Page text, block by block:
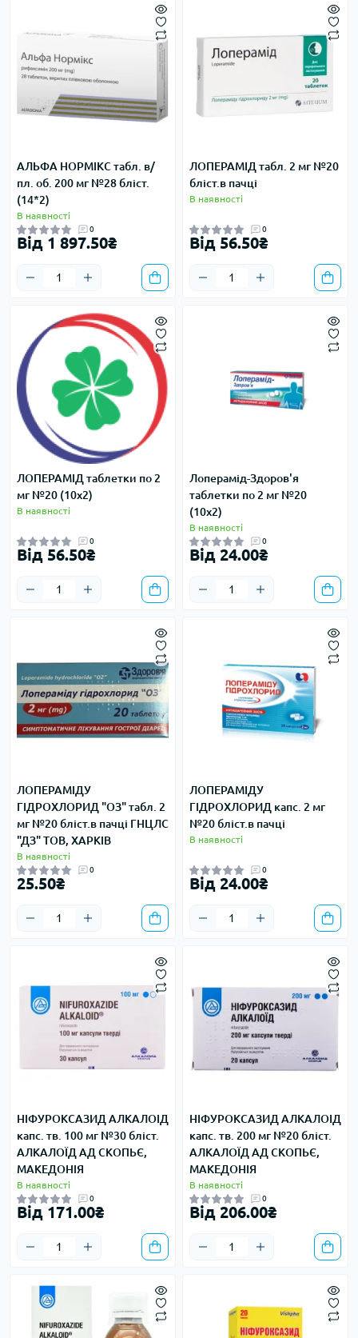
АЛЬФА НОРМІКС табл. в/
пл. об. 200 мг №28 бліст.
(14*2)
В наявності
0
Від 1 897.50₴
ЛОПЕРАМІД табл. 2 мг №20
бліст.в пачці
В наявності
0
Від 56.50₴
ЛОПЕРАМІД таблетки по 2
мг №20 (10х2)
В наявності
0
Від 56.50₴
Лоперамід-Здоров'я
таблетки по 2 мг №20
(10х2)
В наявності
0
Від 24.00₴
ЛОПЕРАМІДУ
ГІДРОХЛОРИД "ОЗ" табл. 2
мг №20 бліст.в пачці ГНЦЛС
"ДЗ" ТОВ, ХАРКІВ
В наявності
0
25.50₴
ЛОПЕРАМІДУ
ГІДРОХЛОРИД капс. 2 мг
№20 бліст.в пачці
В наявності
0
Від 24.00₴
НІФУРОКСАЗИД АЛКАЛОІД
капс. тв. 100 мг №30 бліст.
АЛКАЛОЇД АД СКОПЬЄ,
МАКЕДОНІЯ
В наявності
0
Від 171.00₴
НІФУРОКСАЗИД АЛКАЛОІД
капс. тв. 200 мг №20 бліст.
АЛКАЛОЇД АД СКОПЬЄ,
МАКЕДОНІЯ
В наявності
0
Від 206.00₴